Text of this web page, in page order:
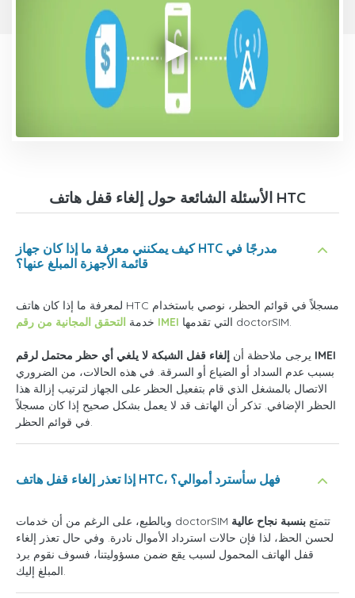
الأسئلة الشائعة حول إلغاء قفل هاتف HTC
كيف يمكنني معرفة ما إذا كان جهاز HTC مدرجًا في
لمعرفة ما إذا كان هاتف HTC مسجلاً في قوائم الحظر، نوصي باستخدام
خدمة التحقق المجانية من رقم IMEI التي تقدمها doctorSIM.
يرجى ملاحظة أن إلغاء قفل الشبكة لا يلغي أي حظر محتمل لرقم IMEI
بسبب عدم السداد أو الضياع أو السرقة. في هذه الحالات، من الضروري
الاتصال بالمشغل الذي قام بتفعيل الحظر على الجهاز لترتيب إزالة هذا
الحظر الإضافي. تذكر أن الهاتف قد لا يعمل بشكل صحيح إذا كان مسجلاً
في قوائم الحظر.
وبالطبع، على الرغم من أن خدمات doctorSIM تتمتع بنسبة نجاح عالية
لحسن الحظ، لذا فإن حالات استرداد الأموال نادرة. وفي حال تعذر إلغاء
قفل الهاتف المحمول لسبب يقع ضمن مسؤوليتنا، فسوف نقوم برد
المبلغ إليك.